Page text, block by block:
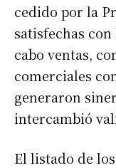
cedido por la
satisfechas
cabo ventas,
comerciales
generaron
intercambió
El listado de